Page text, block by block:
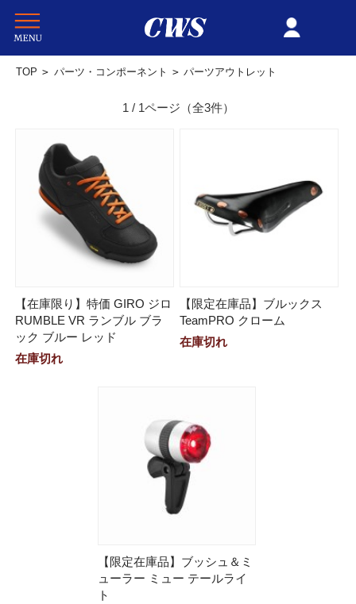
TOP > パーツ・コンポーネント > パーツアウトレット
1 / 1ページ （全3件）
【在庫限り】特価 GIRO ジロ
RUMBLE VR ランブル ブラ
ック ブルー レッド
在庫切れ
【限定在庫品】ブルックス
TeamPRO クローム
在庫切れ
【限定在庫品】ブッシュ＆ミ
ューラー ミュー テールライ
ト